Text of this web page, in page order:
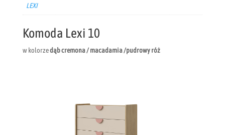
Komoda Lexi 10
w kolorzedąb cremona / macadamia /pudrowy róż
LEXI